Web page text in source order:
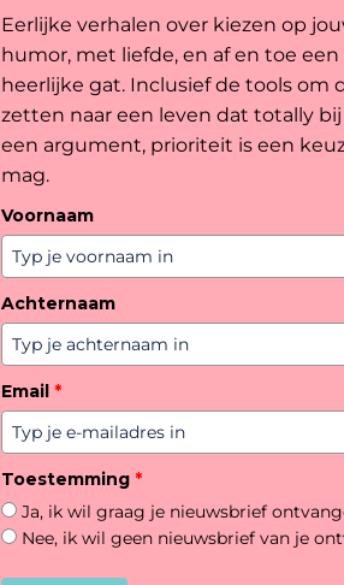
Eerlijke verhalen over kiezen op
humor, met liefde, en af en toe
heerlijke gat. Inclusief de tools om
zetten naar een leven dat totally
een argument, prioriteit is een
mag.
Voornaam
Achternaam
Email *
Toestemming *
Ja, ik wil graag je nieuwsbrief
Nee, ik wil geen nieuwsbrief van je